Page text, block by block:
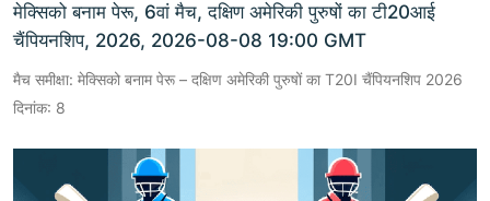
मेक्सिको बनाम पेरू, 6वां मैच, दक्षिण अमेरिकी पुरुषों का टी20आई
चैंपियनशिप, 2026, 2026-08-08 19:00 GMT
मैच समीक्षा: मेक्सिको बनाम पेरू – दक्षिण अमेरिकी पुरुषों का T20I चैंपियनशिप 2026
दिनांक: 8